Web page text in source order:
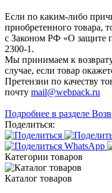
Если по каким-либо
приобретенного товара,
с Законом РФ «О защите
2300-1.
Мы принимаем к
случае, если товар
Претензии по качеству
почту mail@webpack.ru
Подробнее в разделе
Поделиться:
Категории товаров
Каталог товаров